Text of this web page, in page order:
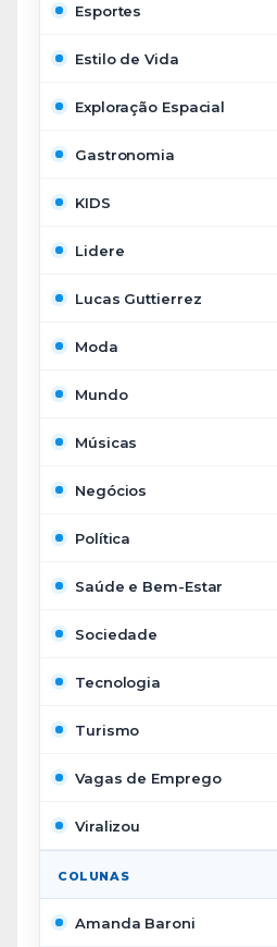
Esportes
Estilo de Vida
Exploração Espacial
Gastronomia
KIDS
Lidere
Lucas Guttierrez
Moda
Mundo
Músicas
Negócios
Política
Saúde e Bem-Estar
Sociedade
Tecnologia
Turismo
Vagas de Emprego
Viralizou
COLUNAS
Amanda Baroni